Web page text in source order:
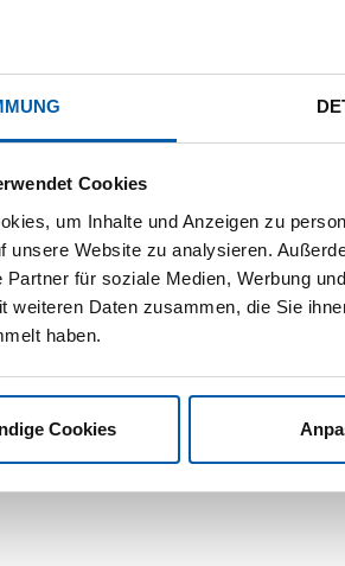
Cookies
um Inhalte und Anzeigen zu
unsere Website zu analysieren.
Partner für soziale Medien, Werbung
weiteren Daten zusammen, die Sie
haben.
Cookies